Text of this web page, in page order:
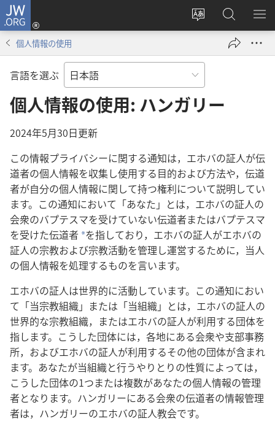
JW.ORG
サ
ト
の
言
語
を
る
ロ
グ
ン
し
い
タ
開
く）
JW.ORG
の
検
メ
を
個人情報の使用
言語を選ぶ
個人情報の使用: ハンガリー
2024年5月30日更新
この情報プライバシーに関する通知は，エホバの証人が伝
道者の個人情報を収集し使用する目的および方法や，伝道
者が自分の個人情報に関して持つ権利について説明してい
ます。この通知において「あなた」とは，エホバの証人の
会衆のバプテスマを受けていない伝道者またはバプテスマ
を受けた伝道者 aを指しており，エホバの証人がエホバの
証人の宗教および宗教活動を管理し運営するために，当人
の個人情報を処理するものを言います。
エホバの証人は世界的に活動しています。この通知におい
て「当宗教組織」または「当組織」とは，エホバの証人の
世界的な宗教組織，またはエホバの証人が利用する団体を
指します。こうした団体には，各地にある会衆や支部事務
所，およびエホバの証人が利用するその他の団体が含まれ
ます。あなたが当組織と行うやりとりの性質によっては，
こうした団体の1つまたは複数があなたの個人情報の管理
者となります。ハンガリーにある会衆の伝道者の情報管理
者は，ハンガリーのエホバの証人教会です。